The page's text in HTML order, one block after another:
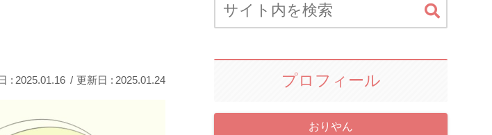
2025.01.16 2025.01.24 プロフィール
おりやん